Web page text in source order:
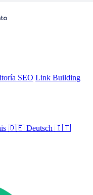
SEO Link Building
🇩🇪 Deutsch 🇮🇹